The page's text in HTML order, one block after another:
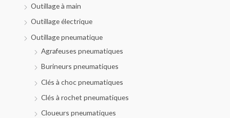
Outillage à main
Outillage électrique
Outillage pneumatique
Agrafeuses pneumatiques
Burineurs pneumatiques
Clés à choc pneumatiques
Clés à rochet pneumatiques
Cloueurs pneumatiques